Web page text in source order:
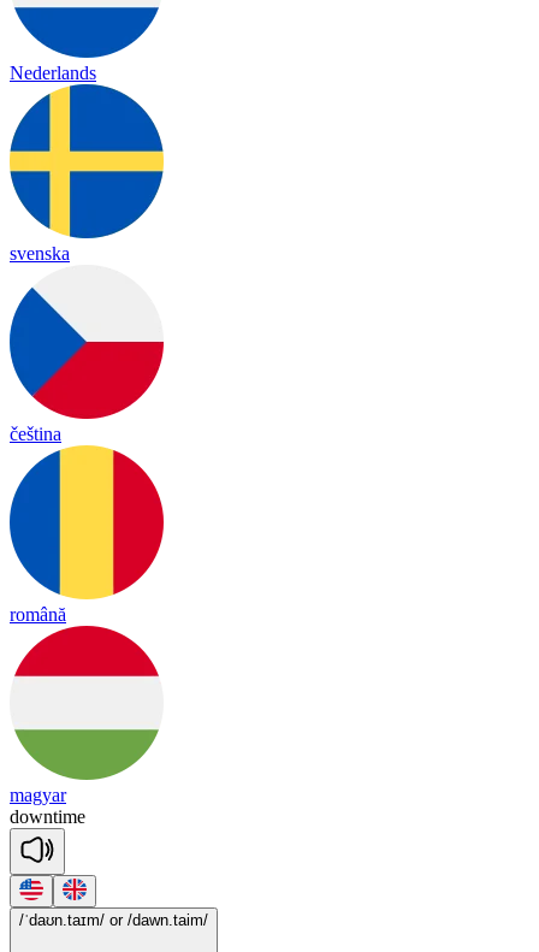
Nederlands
svenska
čeština
română
magyar
downtime
/ˈdaʊn.taɪm/ or /dawn.taim/